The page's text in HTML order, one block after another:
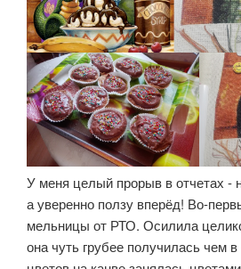
У меня целый прорыв в отчетах -
а уверенно ползу вперёд! Во-
мельницы от РТО. Осилила
она чуть грубее получилась чем